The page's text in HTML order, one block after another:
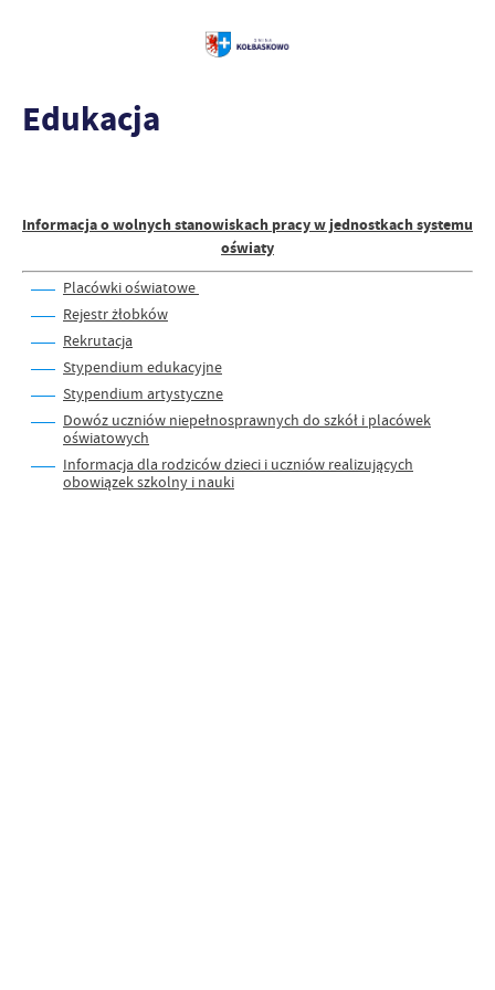
Edukacja
Informacja o wolnych stanowiskach pracy w jednostkach systemu
oświaty
Placówki oświatowe
Rejestr żłobków
Rekrutacja
Stypendium edukacyjne
Stypendium artystyczne
Dowóz uczniów niepełnosprawnych do szkół i placówek
oświatowych
Informacja dla rodziców dzieci i uczniów realizujących
obowiązek szkolny i nauki